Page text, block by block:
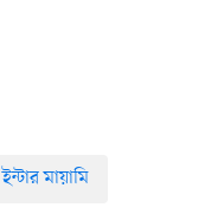
ইন্টার মায়ামি